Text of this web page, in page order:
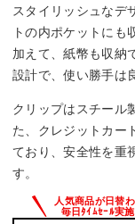
スタイリッシュなデ
トの内ポケットにも
加えて、紙幣も収納
設計で、使い勝手は
クリップはスチール
た、クレジットカー
ており、安全性を重
す。